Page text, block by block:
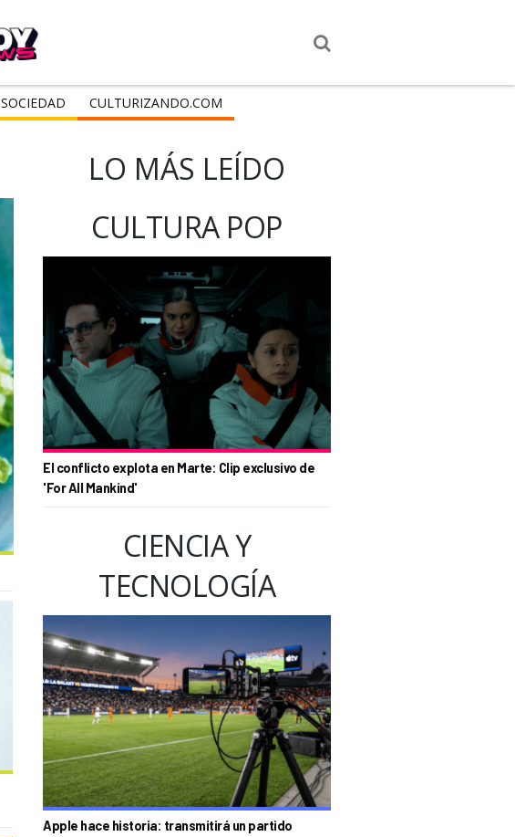
SOCIEDAD CULTURIZANDO.COM
LO MÁS LEÍDO
CULTURA POP
El conflicto explota en Marte: Clip exclusivo de
'For All Mankind'
CIENCIA Y
TECNOLOGÍA
Apple hace historia: transmitirá un partido